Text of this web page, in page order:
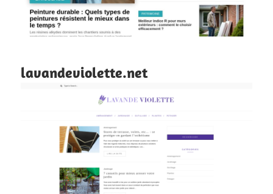
lavandeviolette.net